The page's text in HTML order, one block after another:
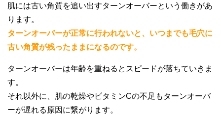
肌には古い角質を追い出すターンオーバーという働きがあ
ります。
ターンオーバーが正常に行われないと、いつまでも毛穴に
古い角質が残ったままになるのです。
ターンオーバーは年齢を重ねるとスピードが落ちていきま
す。
それ以外に、肌の乾燥やビタミンCの不足もターンオーバ
ーが遅れる原因に繋がります。